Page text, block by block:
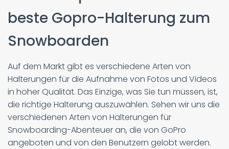
beste Gopro-Halterung zum
Snowboarden
Auf dem Markt gibt es verschiedene Arten von
Halterungen für die Aufnahme von Fotos und Videos
in hoher Qualität. Das Einzige, was Sie tun müssen, ist,
die richtige Halterung auszuwählen. Sehen wir uns die
verschiedenen Arten von Halterungen für
Snowboarding-Abenteuer an, die von GoPro
angeboten und von den Benutzern gelobt werden.